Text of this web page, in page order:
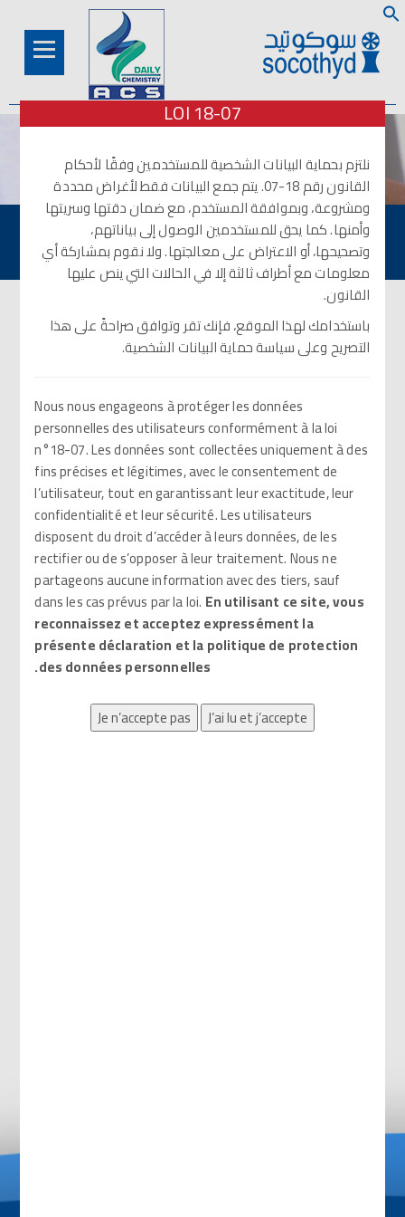
Search
منتجات الشريط اللاصق
ضمادة لاصقة
مضادة للحساسية
غير مثقبة
ضمادة لاصقة
دقيقة المسام
LOI 18-07
نلتزم بحماية البيانات الشخصية للمستخدمين وفقًا لأحكام
القانون رقم 18-07. يتم جمع البيانات فقط لأغراض محددة
ومشروعة، وبموافقة المستخدم، مع ضمان دقتها وسريتها
وأمنها. كما يحق للمستخدمين الوصول إلى بياناتهم،
وتصحيحها، أو الاعتراض على معالجتها. ولا نقوم بمشاركة أي
معلومات مع أطراف ثالثة إلا في الحالات التي ينص عليها
القانون.
باستخدامك لهذا الموقع، فإنك تقر وتوافق صراحةً على هذا
التصريح وعلى سياسة حماية البيانات الشخصية.
Nous nous engageons à protéger les données
personnelles des utilisateurs conformément à la loi
n°18-07. Les données sont collectées uniquement à des
fins précises et légitimes, avec le consentement de
l’utilisateur, tout en garantissant leur exactitude, leur
confidentialité et leur sécurité. Les utilisateurs
disposent du droit d’accéder à leurs données, de les
rectifier ou de s’opposer à leur traitement. Nous ne
partageons aucune information avec des tiers, sauf
dans les cas prévus par la loi. En utilisant ce site, vous
reconnaissez et acceptez expressément la
présente déclaration et la politique de protection
des données personnelles.